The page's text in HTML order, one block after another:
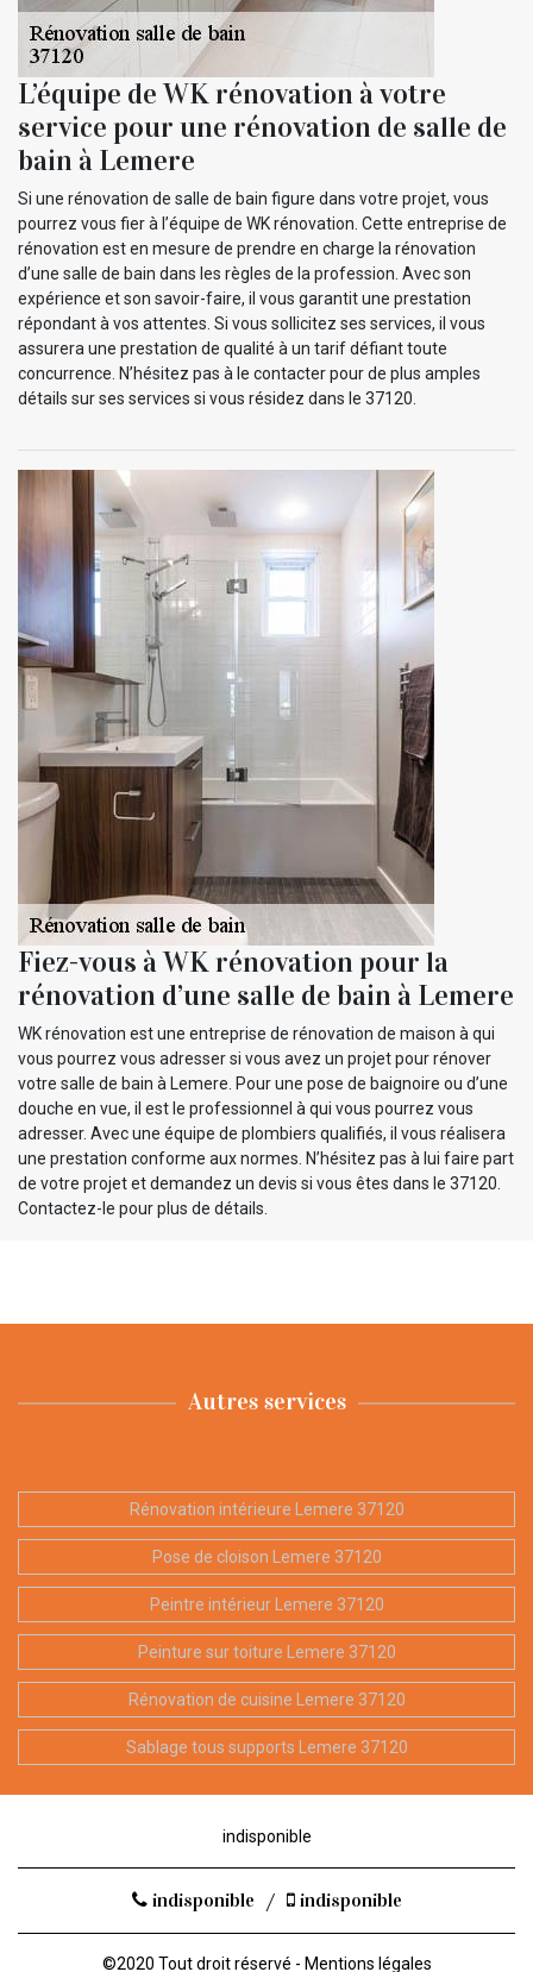
L’équipe de WK rénovation à votre
service pour une rénovation de salle de
bain à Lemere
Si une rénovation de salle de bain figure dans votre projet, vous
pourrez vous fier à l’équipe de WK rénovation. Cette entreprise de
rénovation est en mesure de prendre en charge la rénovation
d’une salle de bain dans les règles de la profession. Avec son
expérience et son savoir-faire, il vous garantit une prestation
répondant à vos attentes. Si vous sollicitez ses services, il vous
assurera une prestation de qualité à un tarif défiant toute
concurrence. N’hésitez pas à le contacter pour de plus amples
détails sur ses services si vous résidez dans le 37120.
Fiez-vous à WK rénovation pour la
rénovation d’une salle de bain à Lemere
WK rénovation est une entreprise de rénovation de maison à qui
vous pourrez vous adresser si vous avez un projet pour rénover
votre salle de bain à Lemere. Pour une pose de baignoire ou d’une
douche en vue, il est le professionnel à qui vous pourrez vous
adresser. Avec une équipe de plombiers qualifiés, il vous réalisera
une prestation conforme aux normes. N’hésitez pas à lui faire part
de votre projet et demandez un devis si vous êtes dans le 37120.
Contactez-le pour plus de détails.
Autres services
Rénovation intérieure Lemere 37120
Pose de cloison Lemere 37120
Peintre intérieur Lemere 37120
Peinture sur toiture Lemere 37120
Rénovation de cuisine Lemere 37120
Sablage tous supports Lemere 37120
indisponible
indisponible / indisponible
©2020 Tout droit réservé - Mentions légales